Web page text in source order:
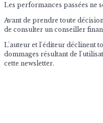
Les performances passées ne
Avant de prendre toute
de consulter un conseiller
L'auteur et l'éditeur déclinent
dommages résultant de
cette newsletter.